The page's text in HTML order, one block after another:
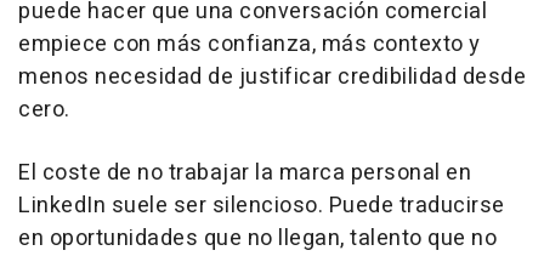
puede hacer que una conversación comercial
empiece con más confianza, más contexto y
menos necesidad de justificar credibilidad desde
cero.
El coste de no trabajar la marca personal en
LinkedIn suele ser silencioso. Puede traducirse
en oportunidades que no llegan, talento que no